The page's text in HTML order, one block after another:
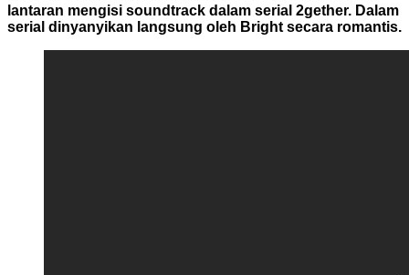
lantaran mengisi soundtrack dalam serial 2gether. Dalam
serial dinyanyikan langsung oleh Bright secara romantis.